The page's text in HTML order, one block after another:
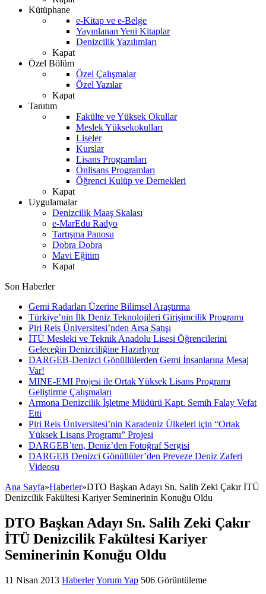
Kütüphane
e-Kitap ve e-Belge
Yayınlanan Yeni Kitaplar
Denizcilik Yazılımları
Kapat
Özel Bölüm
Özel Çalışmalar
Özel Yazılar
Kapat
Tanıtım
Fakülte ve Yüksek Okullar
Meslek Yüksekokulları
Liseler
Kurslar
Lisans Programları
Önlisans Programları
Öğrenci Kulüp ve Dernekleri
Kapat
Uygulamalar
Denizcilik Maaş Skalası
e-MarEdu Radyo
Tartışma Panosu
Dobra Dobra
Mavi Eğitim
Kapat
Son Haberler
Gemi Radarları Üzerine Bilimsel Araştırma
Türkiye’nin İlk Deniz Teknolojileri Girişimcilik Programı
Piri Reis Üniversitesi’nden Arsa Satışı
İTÜ Mesleki ve Teknik Anadolu Lisesi Öğrencilerini
Geleceğin Denizciliğine Hazırlıyor
DARGEB-Denizci Gönüllülerden Gemi İnsanlarına Mesaj
Var!
MINE-EMI Projesi ile Ortak Yüksek Lisans Programı
Geliştirme Çalışmaları
Armona Denizcilik İşletme Müdürü Kapt. Semih Falay Vefat
Etti
Piri Reis Üniversitesi’nin Karadeniz Ülkeleri için “Ortak
Yüksek Lisans Programı” Projesi
DARGEB’ten, Deniz’den Fotoğraf Sergisi
DARGEB Denizci Gönüllüler’den Preveze Deniz Zaferi
Videosu
Ana Sayfa»Haberler»DTO Başkan Adayı Sn. Salih Zeki Çakır İTÜ
DTO Başkan Adayı Sn. Salih Zeki Çakır
İTÜ Denizcilik Fakültesi Kariyer
11 Nisan 2013 HaberlerYorum Yap 506 Görüntüleme